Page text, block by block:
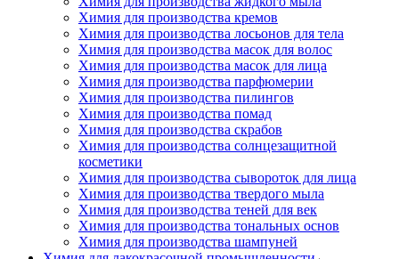
Химия для производства кремов
Химия для производства лосьонов для тела
Химия для производства масок для волос
Химия для производства масок для лица
Химия для производства парфюмерии
Химия для производства пилингов
Химия для производства помад
Химия для производства скрабов
Химия для производства солнцезащитной
косметики
Химия для производства сывороток для лица
Химия для производства твердого мыла
Химия для производства теней для век
Химия для производства тональных основ
Химия для производства шампуней